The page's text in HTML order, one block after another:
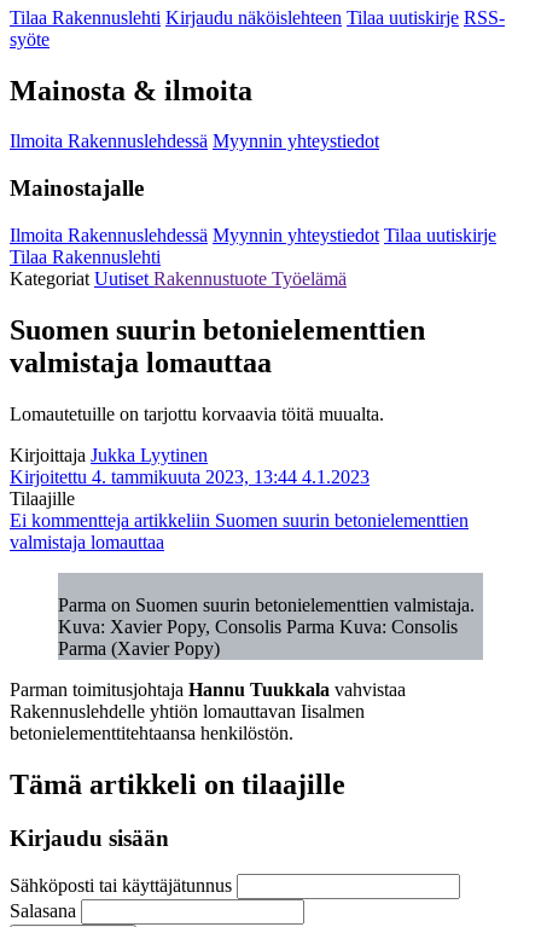
Tilaa Rakennuslehti Kirjaudu näköislehteen Tilaa uutiskirje RSS-
syöte
Mainosta & ilmoita
Ilmoita Rakennuslehdessä Myynnin yhteystiedot
Mainostajalle
Ilmoita Rakennuslehdessä Myynnin yhteystiedot Tilaa uutiskirje
Tilaa Rakennuslehti
Kategoriat Uutiset Rakennustuote Työelämä
Suomen suurin betonielementtien
valmistaja lomauttaa
Lomautetuille on tarjottu korvaavia töitä muualta.
Kirjoittaja Jukka Lyytinen
Kirjoitettu 4. tammikuuta 2023, 13:44 4.1.2023
Tilaajille
Ei kommentteja artikkeliin Suomen suurin betonielementtien
valmistaja lomauttaa
Parma on Suomen suurin betonielementtien valmistaja.
Kuva: Xavier Popy, Consolis Parma Kuva: Consolis
Parma (Xavier Popy)
Parman toimitusjohtaja Hannu Tuukkala vahvistaa
Rakennuslehdelle yhtiön lomauttavan Iisalmen
betonielementtitehtaansa henkilöstön.
Tämä artikkeli on tilaajille
Kirjaudu sisään
Sähköposti tai käyttäjätunnus
Salasana